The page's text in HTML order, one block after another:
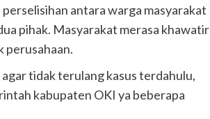
antara warga masyarakat
pihak. Masyarakat merasa khawatir
perusahaan.
tidak terulang kasus terdahulu,
kabupaten OKI ya beberapa